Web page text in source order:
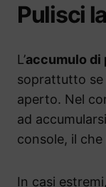
Pulisci
L’accumulo di
soprattutto se
aperto. Nel
ad
console, il
In casi